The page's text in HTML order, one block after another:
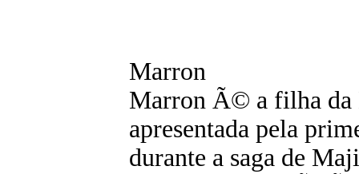
Marron
Marron Ã© a filha
apresentada pela
durante a saga de